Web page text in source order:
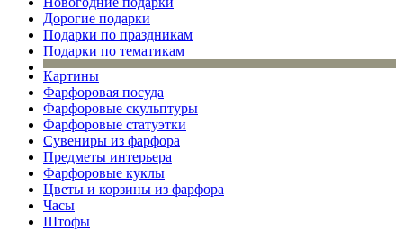
Дорогие подарки
Подарки по праздникам
Подарки по тематикам
Картины
Фарфоровая посуда
Фарфоровые скульптуры
Фарфоровые статуэтки
Сувениры из фарфора
Предметы интерьера
Фарфоровые куклы
Цветы и корзины из фарфора
Часы
Штофы